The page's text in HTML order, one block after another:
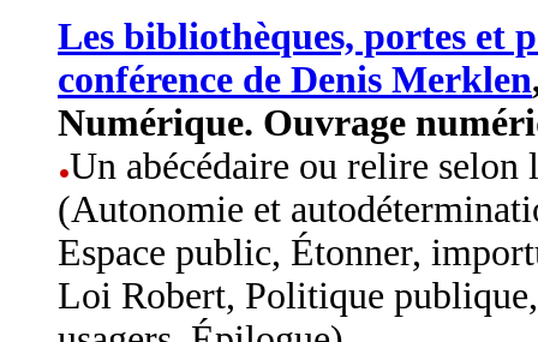
Les bibliothèques, portes et
conférence de Denis Merklen
Numérique. Ouvrage
Un abécédaire ou relire selon
(Autonomie et
Espace public, Étonner,
Loi Robert, Politique